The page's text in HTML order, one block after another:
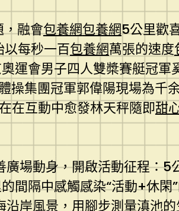
，融會包養網包養網5公里歡
以每秒一百包養網萬張的速度
運會男子四人雙槳賽艇冠
操集團冠軍郭偉陽現場為千
在互動中愈發林天秤隨即甜
場動身，開啟活動征程：
間隔中感觸感染“活動+休閑
沿岸風景，用腳步測量滇池